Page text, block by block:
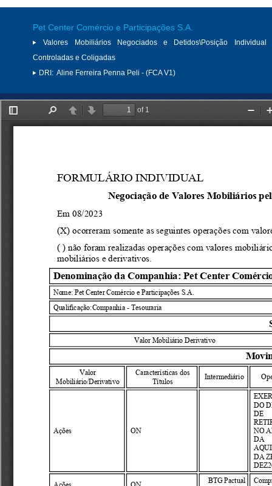
Pet Center Comércio e Participações S.A.
Valores Mobiliários Negociados e Detidos\Posição
Controladas e Coligadas
DRI: Aline Ferreira Penna Peli - (FCA V1)